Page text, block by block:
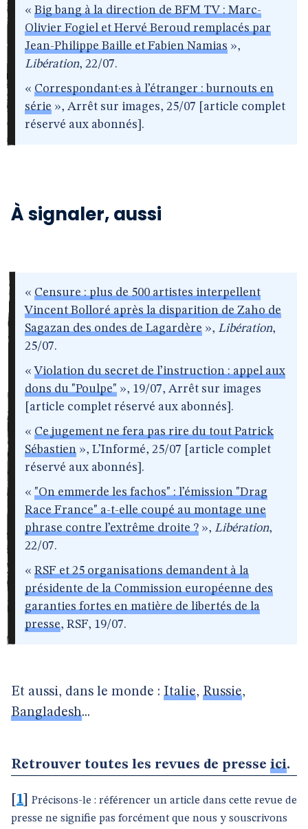
« Big bang à la direction de BFM TV : Marc-
Olivier Fogiel et Hervé Beroud remplacés par
Jean-Philippe Baille et Fabien Namias »,
Libération, 22/07.
« Correspondant·es à l’étranger : burnouts en
série », Arrêt sur images, 25/07 [article complet
réservé aux abonnés].
À signaler, aussi
« Censure : plus de 500 artistes interpellent
Vincent Bolloré après la disparition de Zaho de
Sagazan des ondes de Lagardère », Libération,
25/07.
«Violation du secret de l’instruction : appel aux
dons du "Poulpe" », 19/07, Arrêt sur images
[article complet réservé aux abonnés].
« Ce jugement ne fera pas rire du tout Patrick
Sébastien », L’Informé, 25/07 [article complet
réservé aux abonnés].
« "On emmerde les fachos" : l’émission "Drag
Race France" a-t-elle coupé au montage une
phrase contre l’extrême droite ? », Libération,
22/07.
« RSF et 25 organisations demandent à la
présidente de la Commission européenne des
garanties fortes en matière de libertés de la
presse, RSF, 19/07.
Et aussi, dans le monde : Italie, Russie,
Bangladesh...
Retrouver toutes les revues de presse ici.
1
Précisons-le : référencer un article dans cette revue de
presse ne signifie pas forcément que nous y souscrivons